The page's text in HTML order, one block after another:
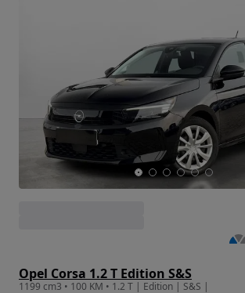
Opel Corsa 1.2 T Edition S&S
1199 cm3 • 100 KM • 1.2 T | Edition | S&S |